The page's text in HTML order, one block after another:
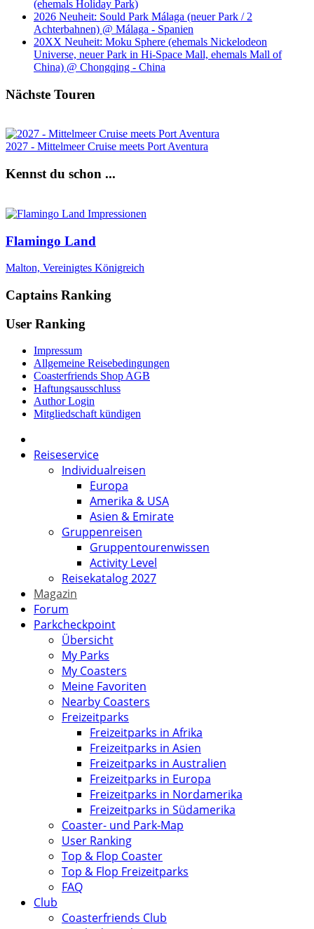
(ehemals Holiday Park)
2026 Neuheit: Sould Park Málaga (neuer Park / 2
Achterbahnen) @ Málaga - Spanien
20XX Neuheit: Moku Sphere (ehemals Nickelodeon
Universe, neuer Park in Hi-Space Mall, ehemals Mall of
China) @ Chongqing - China
Nächste Touren
2027 - Mittelmeer Cruise meets Port Aventura
Kennst du schon ...
Flamingo Land
Malton, Vereinigtes Königreich
Captains Ranking
User Ranking
Impressum
Allgemeine Reisebedingungen
Coasterfriends Shop AGB
Haftungsausschluss
Author Login
Mitgliedschaft kündigen
Reiseservice
Individualreisen
Europa
Amerika & USA
Asien & Emirate
Gruppenreisen
Gruppentourenwissen
Activity Level
Reisekatalog 2027
Magazin
Forum
Parkcheckpoint
Übersicht
My Parks
My Coasters
Meine Favoriten
Nearby Coasters
Freizeitparks
Freizeitparks in Afrika
Freizeitparks in Asien
Freizeitparks in Australien
Freizeitparks in Europa
Freizeitparks in Nordamerika
Freizeitparks in Südamerika
Coaster- und Park-Map
User Ranking
Top & Flop Coaster
Top & Flop Freizeitparks
FAQ
Club
Coasterfriends Club